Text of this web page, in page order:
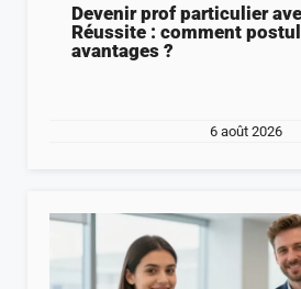
Devenir prof particulier
Réussite : comment
avantages ?
6 août 2026